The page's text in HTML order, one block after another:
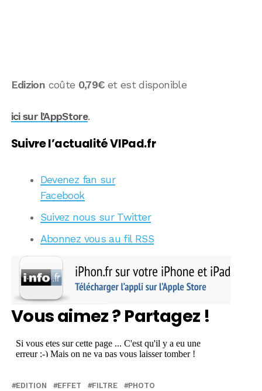
Edizion coûte 0,79€et est disponible
ici sur l’AppStore.
Suivre l’actualité VIPad.fr
Devenez fan sur
Facebook
Suivez nous sur Twitter
Abonnez vous au fil RSS
Vous aimez ? Partagez !
EDITION EFFET FILTRE PHOTO